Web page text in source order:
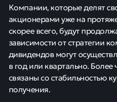
Компании, которые делят
акционерами уже на
скорее всего, будут
зависимости от стратегии
дивидендов могут
в год или квартально.
связаны со стабильностью
получения.